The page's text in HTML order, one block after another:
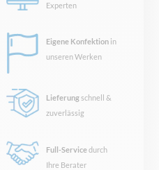
Experten
Eigene Konfektion in
unseren Werken
Lieferungschnell &
zuverlässig
Full-Servicedurch
Ihre Berater